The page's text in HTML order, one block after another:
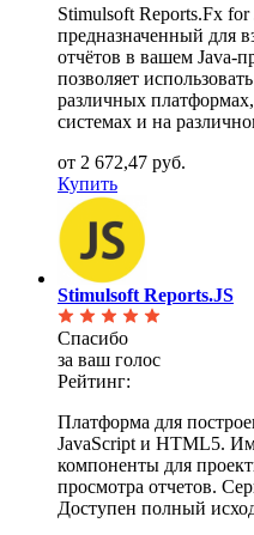
Stimulsoft Reports.Fx
предназначенный для
отчётов в вашем Java-
позволяет
различных
системах и на
от 2 672,47 руб.
Купить
Stimulsoft Reports.JS
Спасибо
за ваш голос
Рейтинг:
Платформа для
JavaScript и HTML5.
компоненты для
просмотра отчетов.
Доступен полный